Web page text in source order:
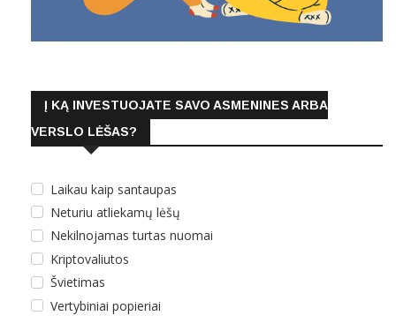
Į KĄ INVESTUOJATE SAVO ASMENINES ARBA
VERSLO LĖŠAS?
Laikau kaip santaupas
Neturiu atliekamų lėšų
Nekilnojamas turtas nuomai
Kriptovaliutos
Švietimas
Vertybiniai popieriai